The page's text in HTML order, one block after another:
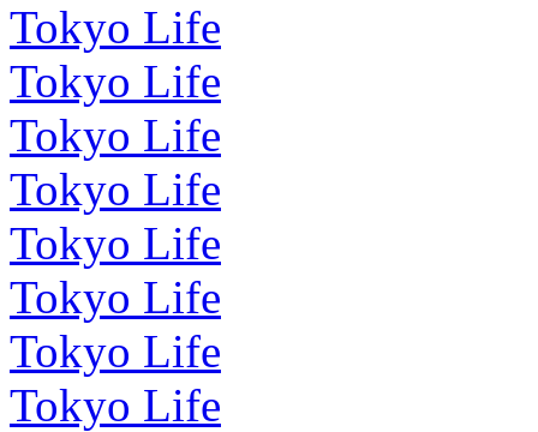
Tokyo Life
Tokyo Life
Tokyo Life
Tokyo Life
Tokyo Life
Tokyo Life
Tokyo Life
Tokyo Life